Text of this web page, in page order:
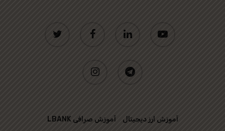
facebook linkedin
instagram telegram
آموزش ارز دیجیتال آموزش صرافی LBANK